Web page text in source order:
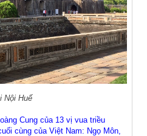
Nội Huế
Cung của 13 vị vua triều
cùng của Việt Nam: Ngọ Môn,